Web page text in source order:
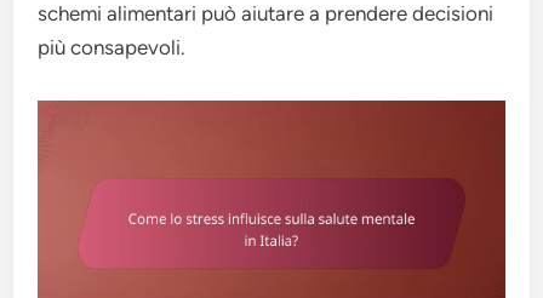
schemi alimentari può aiutare a prendere decisioni
più consapevoli.